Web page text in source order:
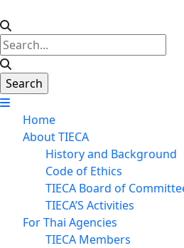
Home
About TIECA
History and Background
Code of Ethics
TIECA Board of
TIECA’S Activities
For Thai Agencies
TIECA Members